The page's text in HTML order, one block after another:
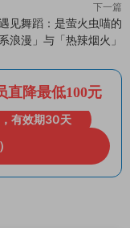
下一篇
见舞蹈：是萤火虫喵的
系浪漫」与「热辣烟火」
直降最低100元
有效期30天